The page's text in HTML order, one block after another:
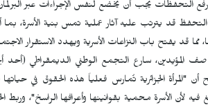
التحفظات يجب أن يخضع لنفس الإجراءات عبر
قد يترتب عليه آثار عملية تمس بنية الأسرة، بما
مما قد يفتح باب النزاعات الأسرية ويهدد الاستقرار
المؤيدين، سارع التجمع الوطني الديمقراطي (أحد
أن "المرأة الجزائرية تُمارس فعلياً هذه الحقوق في
فيه لأن الأسرة محمية بقوانينها وأعرافها الراسخ"،